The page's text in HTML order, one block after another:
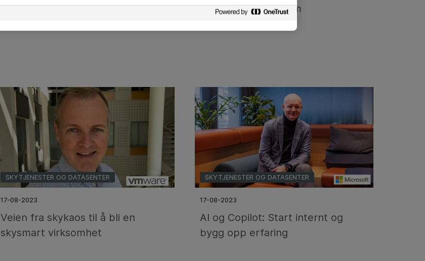
grunnmuren for suksess i skyen
bruk av skyplattform
SKYTJENESTER OG DATASENTER
17-08-2023
Veien fra skykaos til å bli en
skysmart virksomhet
SKYTJENESTER OG DATASENTER
17-08-2023
AI og Copilot: Start internt og
bygg opp erfaring